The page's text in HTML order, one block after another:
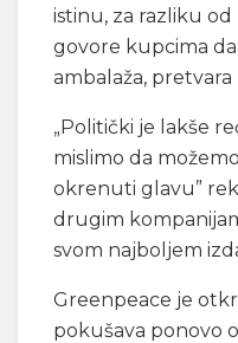
istinu, za razliku
govore kupcima
ambalaža, pretvara
„Politički je lakše
mislimo da
okrenuti glavu”
drugim
svom najboljem
Greenpeace je
pokušava ponovo